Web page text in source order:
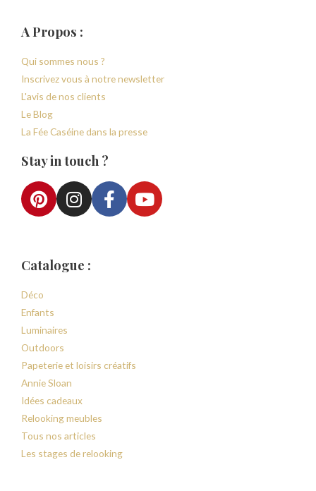
A Propos :
Qui sommes nous ?
Inscrivez vous à notre newsletter
L'avis de nos clients
Le Blog
La Fée Caséine dans la presse
Stay in touch ?
Catalogue :
Déco
Enfants
Luminaires
Outdoors
Papeterie et loisirs créatifs
Annie Sloan
Idées cadeaux
Relooking meubles
Tous nos articles
Les stages de relooking